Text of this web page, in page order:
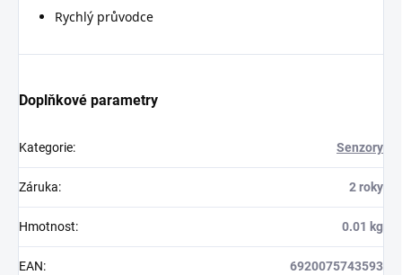
Rychlý průvodce
Doplňkové parametry
Kategorie: Senzory
Záruka: 2 roky
Hmotnost: 0.01 kg
EAN: 6920075743593